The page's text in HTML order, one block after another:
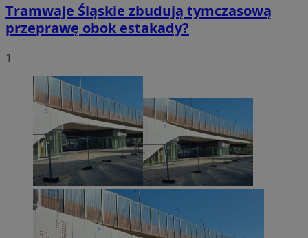
Tramwaje Śląskie zbudują tymczasową
przeprawę obok estakady?
1